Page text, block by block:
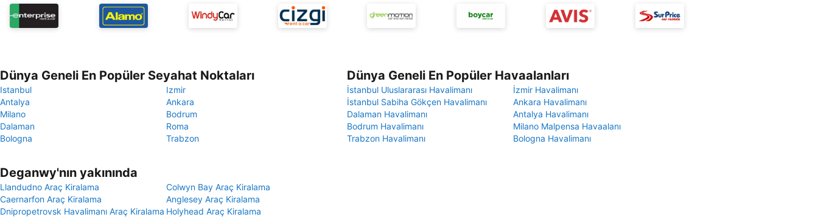
Dünya Geneli En Popüler Seyahat Noktaları
Istanbul
Izmir
Antalya
Ankara
Milano
Bodrum
Dalaman
Roma
Bologna
Trabzon
Dünya Geneli En Popüler Havaalanları
İstanbul Uluslararası Havalimanı
İzmir Havalimanı
İstanbul Sabiha Gökçen Havalimanı
Ankara Havalimanı
Dalaman Havalimanı
Antalya Havalimanı
Bodrum Havalimanı
Milano Malpensa Havaalanı
Trabzon Havalimanı
Bologna Havalimanı
Deganwy'nın yakınında
Llandudno Araç Kiralama
Colwyn Bay Araç Kiralama
Caernarfon Araç Kiralama
Anglesey Araç Kiralama
Dnipropetrovsk Havalimanı Araç Kiralama Holyhead Araç Kiralama